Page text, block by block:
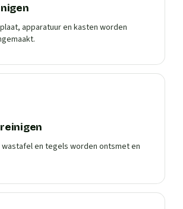
apparatuur en kasten worden
en tegels worden ontsmet en